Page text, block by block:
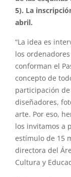
5). La
abril.
“La idea es
los
conforman el
concepto de
participación de
diseñadores,
arte. Por eso,
los invitamos a
estímulo de 15
directora del
Cultura y